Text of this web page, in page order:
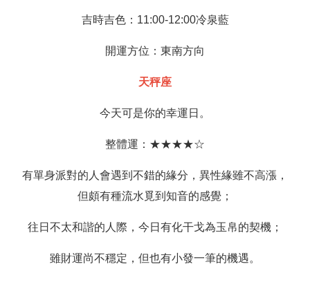
吉時吉色：11:00-12:00冷泉藍
開運方位：東南方向
天秤座
今天可是你的幸運日。
整體運：★★★★☆
有單身派對的人會遇到不錯的緣分，異性緣雖不高漲，
但頗有種流水覓到知音的感覺；
往日不太和諧的人際，今日有化干戈為玉帛的契機；
雖財運尚不穩定，但也有小發一筆的機遇。